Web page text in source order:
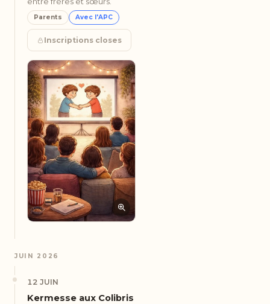
Parents Avec l'APC
Inscriptions closes
JUIN 2026
12 JUIN
Kermesse aux Colibris